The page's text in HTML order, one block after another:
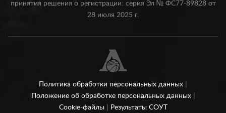
принятия решения о регистрации: серия Эл № ФС77-89828 от
28 июля 2025 г.
Политика обработки персональных данных
Положение об обработке персональных данных
Cookie-файлы
Результаты СОУТ